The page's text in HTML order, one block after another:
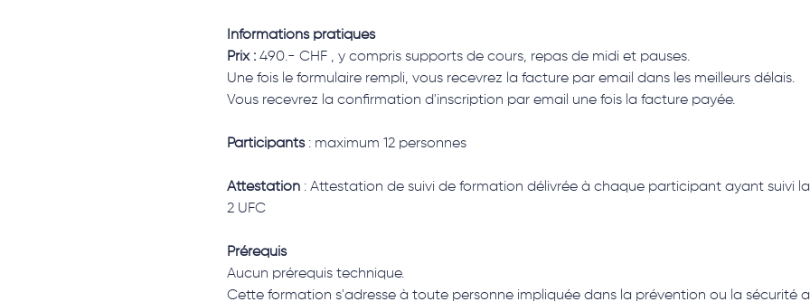
Informations pratiques
Prix : 490.- CHF , y compris supports de cours, repas de midi et pauses.
Une fois le formulaire rempli, vous recevrez la facture par email dans les meilleurs délais.
Vous recevrez la confirmation d'inscription par email une fois la facture payée.
Participants : maximum 12 personnes
Attestation : Attestation de suivi de formation délivrée à chaque participant ayant suivi
2 UFC
Prérequis
Aucun prérequis technique.
Cette formation s'adresse à toute personne impliquée dans la prévention ou la sécurité